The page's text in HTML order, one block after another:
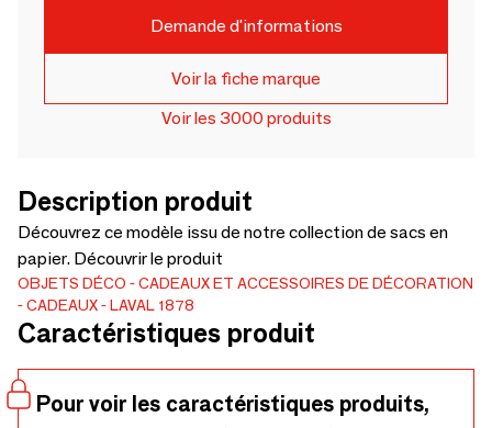
Demande d'informations
Voir la fiche marque
Voir les 3000 produits
Description produit
Découvrez ce modèle issu de notre collection de sacs en
papier. Découvrir le produit
OBJETS DÉCO
CADEAUX ET ACCESSOIRES DE DÉCORATION
CADEAUX
LAVAL 1878
Caractéristiques produit
Pour voir les caractéristiques produits,